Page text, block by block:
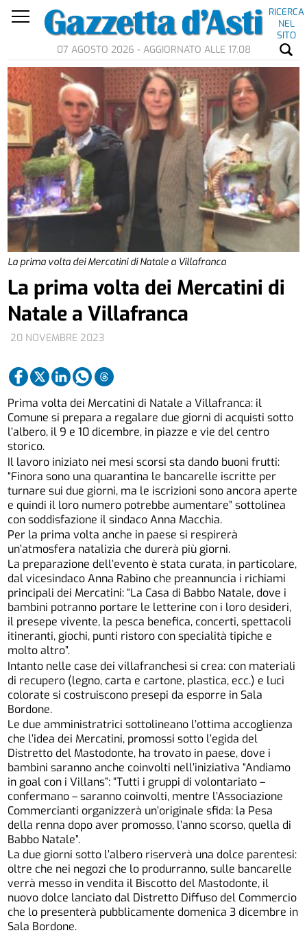
RICERCA
NEL
SITO
07 AGOSTO 2026 - AGGIORNATO ALLE 17.08
La prima volta dei Mercatini di Natale a Villafranca
20 NOVEMBRE 2023
La prima volta dei Mercatini di
Natale a Villafranca
Prima volta dei Mercatini di Natale a Villafranca: il
Comune si prepara a regalare due giorni di acquisti sotto
l’albero, il 9 e 10 dicembre, in piazze e vie del centro
storico.
Il lavoro iniziato nei mesi scorsi sta dando buoni frutti:
“Finora sono una quarantina le bancarelle iscritte per
turnare sui due giorni, ma le iscrizioni sono ancora aperte
e quindi il loro numero potrebbe aumentare” sottolinea
con soddisfazione il sindaco Anna Macchia.
Per la prima volta anche in paese si respirerà
un’atmosfera natalizia che durerà più giorni.
La preparazione dell’evento è stata curata, in particolare,
dal vicesindaco Anna Rabino che preannuncia i richiami
principali dei Mercatini: “La Casa di Babbo Natale, dove i
bambini potranno portare le letterine con i loro desideri,
il presepe vivente, la pesca benefica, concerti, spettacoli
itineranti, giochi, punti ristoro con specialità tipiche e
molto altro”.
Intanto nelle case dei villafranchesi si crea: con materiali
di recupero (legno, carta e cartone, plastica, ecc.) e luci
colorate si costruiscono presepi da esporre in Sala
Bordone.
Le due amministratrici sottolineano l’ottima accoglienza
che l’idea dei Mercatini, promossi sotto l’egida del
Distretto del Mastodonte, ha trovato in paese, dove i
bambini saranno anche coinvolti nell’iniziativa “Andiamo
in goal con i Villans”: “Tutti i gruppi di volontariato –
confermano – saranno coinvolti, mentre l’Associazione
Commercianti organizzerà un’originale sfida: la Pesa
della renna dopo aver promosso, l’anno scorso, quella di
Babbo Natale”.
La due giorni sotto l’albero riserverà una dolce parentesi:
oltre che nei negozi che lo produrranno, sulle bancarelle
verrà messo in vendita il Biscotto del Mastodonte, il
nuovo dolce lanciato dal Distretto Diffuso del Commercio
che lo presenterà pubblicamente domenica 3 dicembre in
Sala Bordone.